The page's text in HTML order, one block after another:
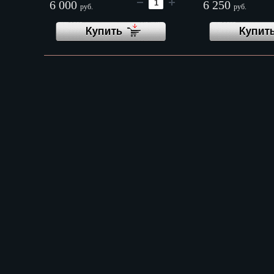
Пермь
6 000 руб. 6 250 руб.